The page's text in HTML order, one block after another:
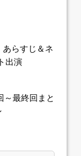
らすじ＆ネ
出演
～最終回まと